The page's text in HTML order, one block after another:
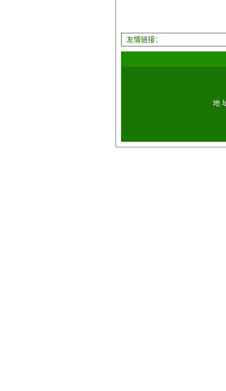
友情链接：
地